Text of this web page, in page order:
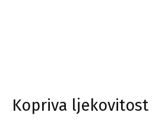
Kopriva ljekovitost